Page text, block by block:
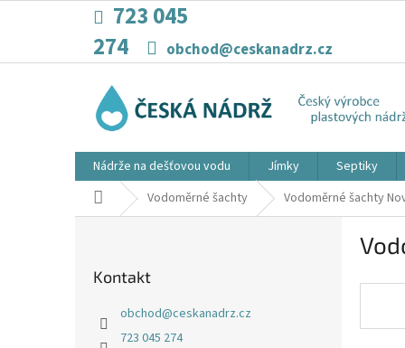
723 045
274
obchod@ceskanadrz.cz
Nádrže na dešťovou vodu Jímky Septiky
Domů Vodoměrné šachty Vodoměrné šachty
Kontakt
obchod@ceskanadrz.cz
723 045 274